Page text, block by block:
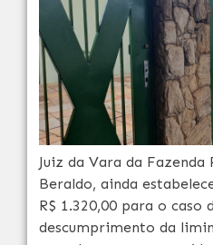
Juiz da Vara da
Beraldo, ainda
R$ 1.320,00 para o caso
descumprimento da